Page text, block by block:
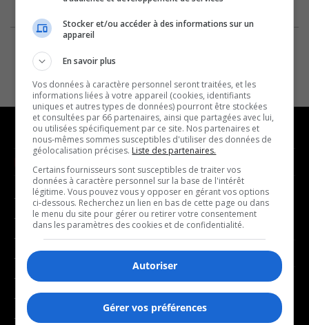
NOUVELLES
- Affaires municipales
- Communauté / Social
- Culture
- Économie
- Éducation
- Environnement
- Faits divers
MUSIQUE
- Décompte franco
- Joué récemment
BALADOS
- Art de vivre
Stocker et/ou accéder à des informations sur un
appareil
En savoir plus
Vos données à caractère personnel seront traitées, et les
informations liées à votre appareil (cookies, identifiants
uniques et autres types de données) pourront être stockées
et consultées par 66 partenaires, ainsi que partagées avec lui,
ou utilisées spécifiquement par ce site. Nos partenaires et
nous-mêmes sommes susceptibles d'utiliser des données de
géolocalisation précises. Liste des partenaires.
Certains fournisseurs sont susceptibles de traiter vos
données à caractère personnel sur la base de l'intérêt
légitime. Vous pouvez vous y opposer en gérant vos options
ci-dessous. Recherchez un lien en bas de cette page ou dans
le menu du site pour gérer ou retirer votre consentement
dans les paramètres des cookies et de confidentialité.
Autoriser
Gérer vos préférences